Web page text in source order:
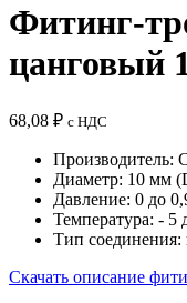
Фитинг-
цанговый
68,08 ₽ с НДС
Производитель:
Диаметр: 10 мм
Давление: 0 до
Температура: - 5
Тип соединения:
Скачать описание